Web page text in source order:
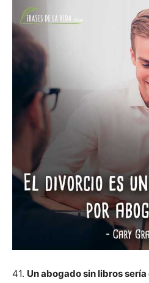
41. Un abogado sin libros